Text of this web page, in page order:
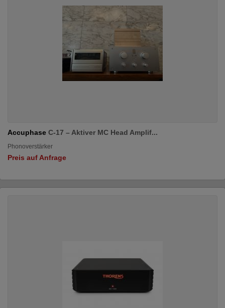
Accuphase C-17 – Aktiver MC Head Amplif...
Phonoverstärker
Preis auf Anfrage